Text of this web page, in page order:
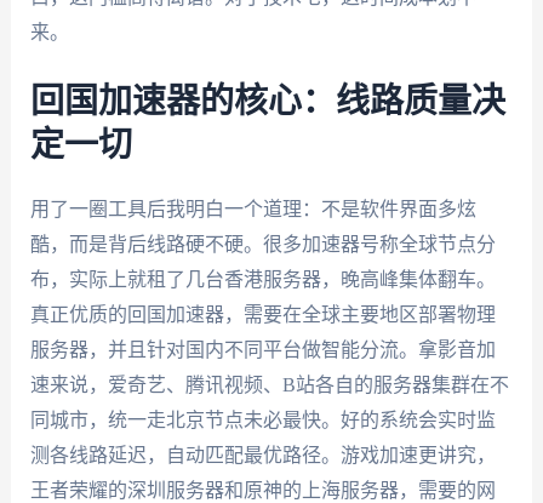
来。
回国加速器的核心：线路质量决
定一切
用了一圈工具后我明白一个道理：不是软件界面多炫
酷，而是背后线路硬不硬。很多加速器号称全球节点分
布，实际上就租了几台香港服务器，晚高峰集体翻车。
真正优质的回国加速器，需要在全球主要地区部署物理
服务器，并且针对国内不同平台做智能分流。拿影音加
速来说，爱奇艺、腾讯视频、B站各自的服务器集群在不
同城市，统一走北京节点未必最快。好的系统会实时监
测各线路延迟，自动匹配最优路径。游戏加速更讲究，
王者荣耀的深圳服务器和原神的上海服务器，需要的网